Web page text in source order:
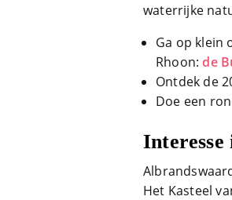
waterrijke
Ga op klein
Rhoon:de
Ontdek de
Doe een
Het Kasteel